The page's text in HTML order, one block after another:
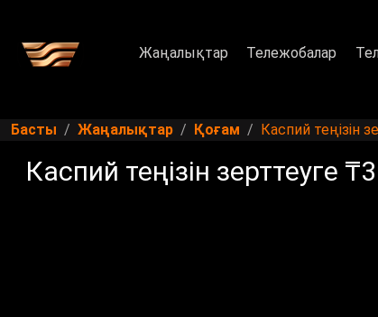
Жаңалықтар Тележобалар
Басты Жаңалықтар Қоғам Каспий теңізін
Каспий теңізін зерттеуге